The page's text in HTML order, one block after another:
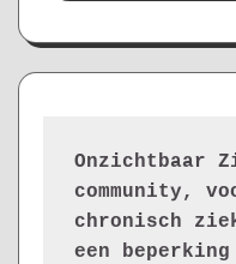
Onzichtbaar
community,
chronisch
een